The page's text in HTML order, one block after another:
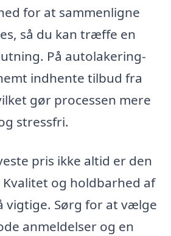
for at sammenligne
så du kan træffe en
På autolakering-
indhente tilbud fra
gør processen mere
stressfri.
pris ikke altid er den
og holdbarhed af
vigtige. Sørg for at vælge
anmeldelser og en